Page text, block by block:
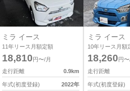
ミラ イース
11年リース月額定額
18,810円〜/月
走行距離
0.9km
年式(初度登録) 2022年
ミラ イース
10年リース月額
18,260円
走行距離
年式(初度登録)